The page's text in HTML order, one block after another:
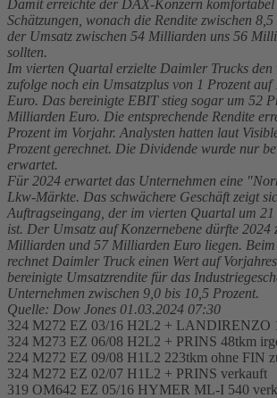
Damit erreichte der DAX-Konzern komfortabel
Schätzungen, wonach die Rendite zwischen
der Umsatz zwischen 54 Milliarden uns 56
sollten.
Im vierten Quartal erzielte Daimler Trucks den
zufolge noch ein Umsatzplus von 1 Prozent
Euro. Das bereinigte EBIT stieg sogar um 52
Milliarden Euro. Die entsprechende Rendite
Prozent im Vorjahr. Analysten hatten laut
Prozent gerechnet. Die Dividende wurde nur
erwartet.
Für 2024 erwartet das Unternehmen eine
Lkw-Märkte. Das schwächere Geschäft zeigt
Auftragseingang, der im vierten Quartal um 21
ist. Der Umsatz auf Konzernebene dürfte 2024
Milliarden und 57 Milliarden Euro liegen.
rechnet Daimler Truck einen Wert auf
bereinigte Umsatzrendite für das
Unternehmen zwischen 9,0 bis 10,5 Prozent.
Quelle: Dow Jones 01.03.2024 07:30
324 M272 EZ 03/16 H2L2 + LANDIRENZO
324 M273 EZ 06/08 H2L2 + PRINS 48tkm
224 M272 EZ 09/08 H1L2 223tkm ohne FIN
324 M272 EZ 02/07 H1L2 + PRINS verkauft
319 OM642 EZ 05/16 HYMER ML-I 540